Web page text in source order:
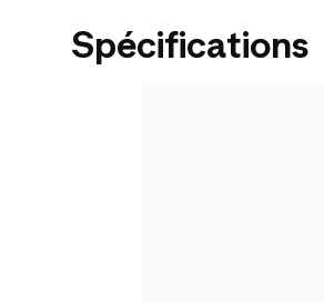
Spécifications